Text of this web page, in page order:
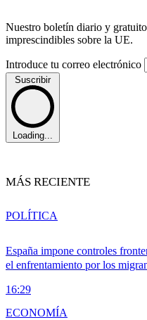
Nuestro boletín diario y
imprescindibles sobre la UE.
Introduce tu correo electrónico
Suscribir
Loading...
MÁS RECIENTE
España impone controles
el enfrentamiento por los
16:29
POLÍTICA
ECONOMÍA